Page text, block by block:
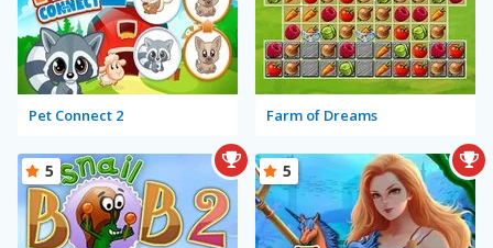
Pet Connect 2 Farm of Dreams
5 5